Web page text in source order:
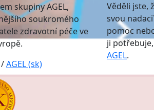
skupiny AGEL,
soukromého
zdravotní péče ve
/AGEL (sk)
Věděli jste,
svou
pomoc
ji
AGEL.